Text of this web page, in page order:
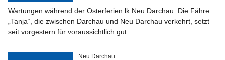
Wartungen während der Osterferien lk Neu Darchau. Die Fähre
„Tanja“, die zwischen Darchau und Neu Darchau verkehrt, setzt
seit vorgestern für voraussichtlich gut…
Neu Darchau